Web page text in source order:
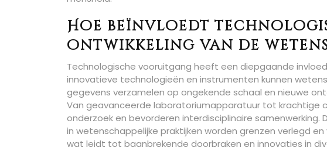
Hoe beïnvloedt
ontwikkeling van de
Technologische vooruitgang heeft een diepgaande
innovatieve technologieën en instrumenten kunnen
gegevens verzamelen op ongekende schaal en nieuwe
Van geavanceerde laboratoriumapparatuur tot krachtige
onderzoek en bevorderen interdisciplinaire
in wetenschappelijke praktijken worden grenzen verlegd
wat leidt tot baanbrekende doorbraken en innovaties in